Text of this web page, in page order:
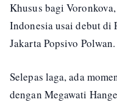
Khusus bagi
Indonesia usai debut di
Jakarta Popsivo Polwan.
Selepas laga, ada
dengan Megawati